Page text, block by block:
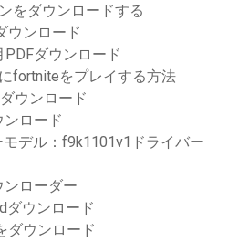
をダウンロードする
ウンロード
ダウンロード
fortniteをプレイする方法
ウンロード
ロード
デル：f9k1101v1ドライバー
ンローダー
ダウンロード
ダウンロード